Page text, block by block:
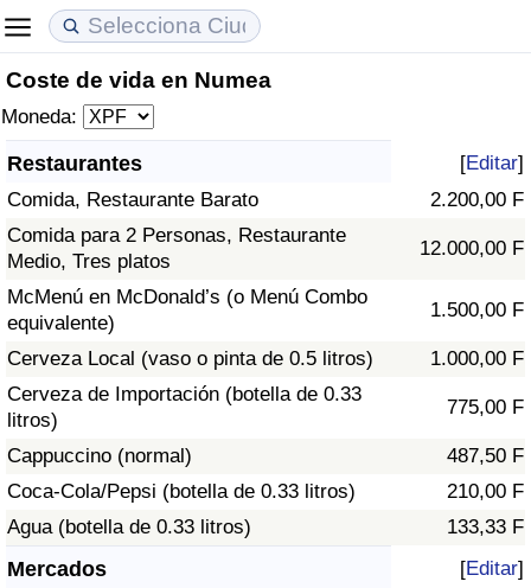
Coste de vida en Numea
Moneda:
Restaurantes [Editar]
Comida, Restaurante Barato
2.200,00 F
Comida para 2 Personas, Restaurante
Medio, Tres platos
12.000,00 F
McMenú en McDonald’s (o Menú Combo
equivalente)
1.500,00 F
Cerveza Local (vaso o pinta de 0.5 litros)
1.000,00 F
Cerveza de Importación (botella de 0.33
litros)
775,00 F
Cappuccino (normal)
487,50 F
Coca-Cola/Pepsi (botella de 0.33 litros)
210,00 F
Agua (botella de 0.33 litros)
133,33 F
Mercados [Editar]
Coste de vida
Índice de Costo de Vida
Índice de costo de vida por país
en aqaba
Precios de las propiedades
Índice de Precios de Inmuebles
Índice de Precios de Inmuebles por País
Calidad de Vida
Índice de Calidad de Vida (Actual)
Índice de calidad de vida por país
Delincuencia
Calificación del Índice de Criminalidad
(Actual)
Índice de Criminalidad
Índice de criminalidad por país